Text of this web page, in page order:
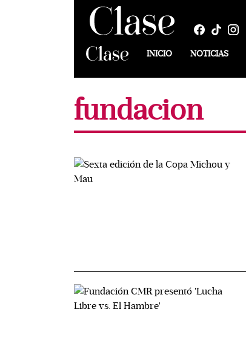
INICIO NOTICIAS
fundacion